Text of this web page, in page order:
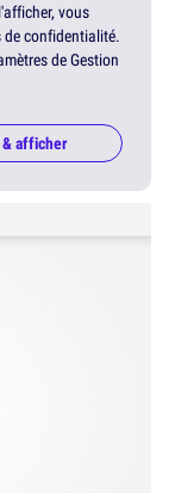
vous
de confidentialité.
de Gestion
afficher